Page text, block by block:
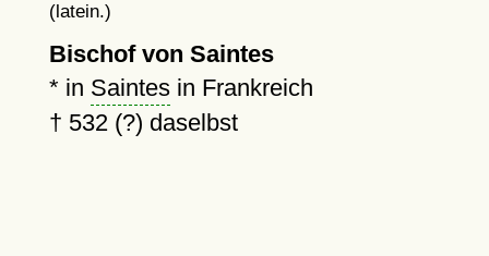
(latein.)
Bischof von Saintes
* in Saintesin Frankreich
† 532 (?) daselbst